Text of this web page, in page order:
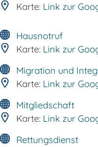
Karte: Link zur
Hausnotruf
Karte: Link zur
Migration und
Karte: Link zur
Mitgliedschaft
Karte: Link zur
Rettungsdienst